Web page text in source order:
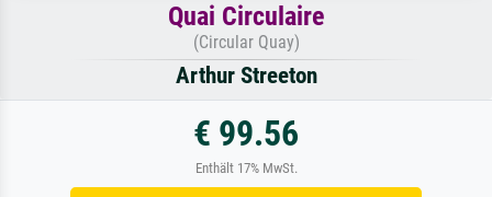
Quai Circulaire
(Circular Quay)
Arthur Streeton
€ 99.56
Enthält 17% MwSt.